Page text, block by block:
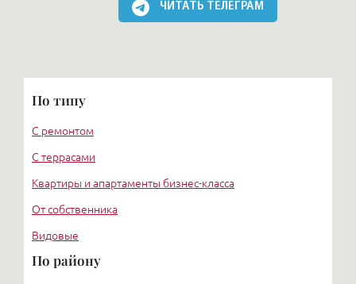
ЧИТАТЬ ТЕЛЕГРАМ
По типу
С ремонтом
С террасами
Квартиры и апартаменты бизнес-класса
От собственника
Видовые
По району